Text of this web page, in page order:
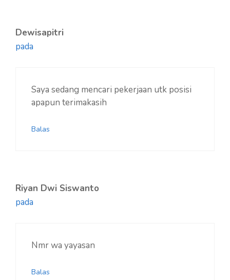
Dewisapitri
pada
Saya sedang mencari pekerjaan utk posisi
apapun terimakasih
Balas
Riyan Dwi Siswanto
pada
Nmr wa yayasan
Balas